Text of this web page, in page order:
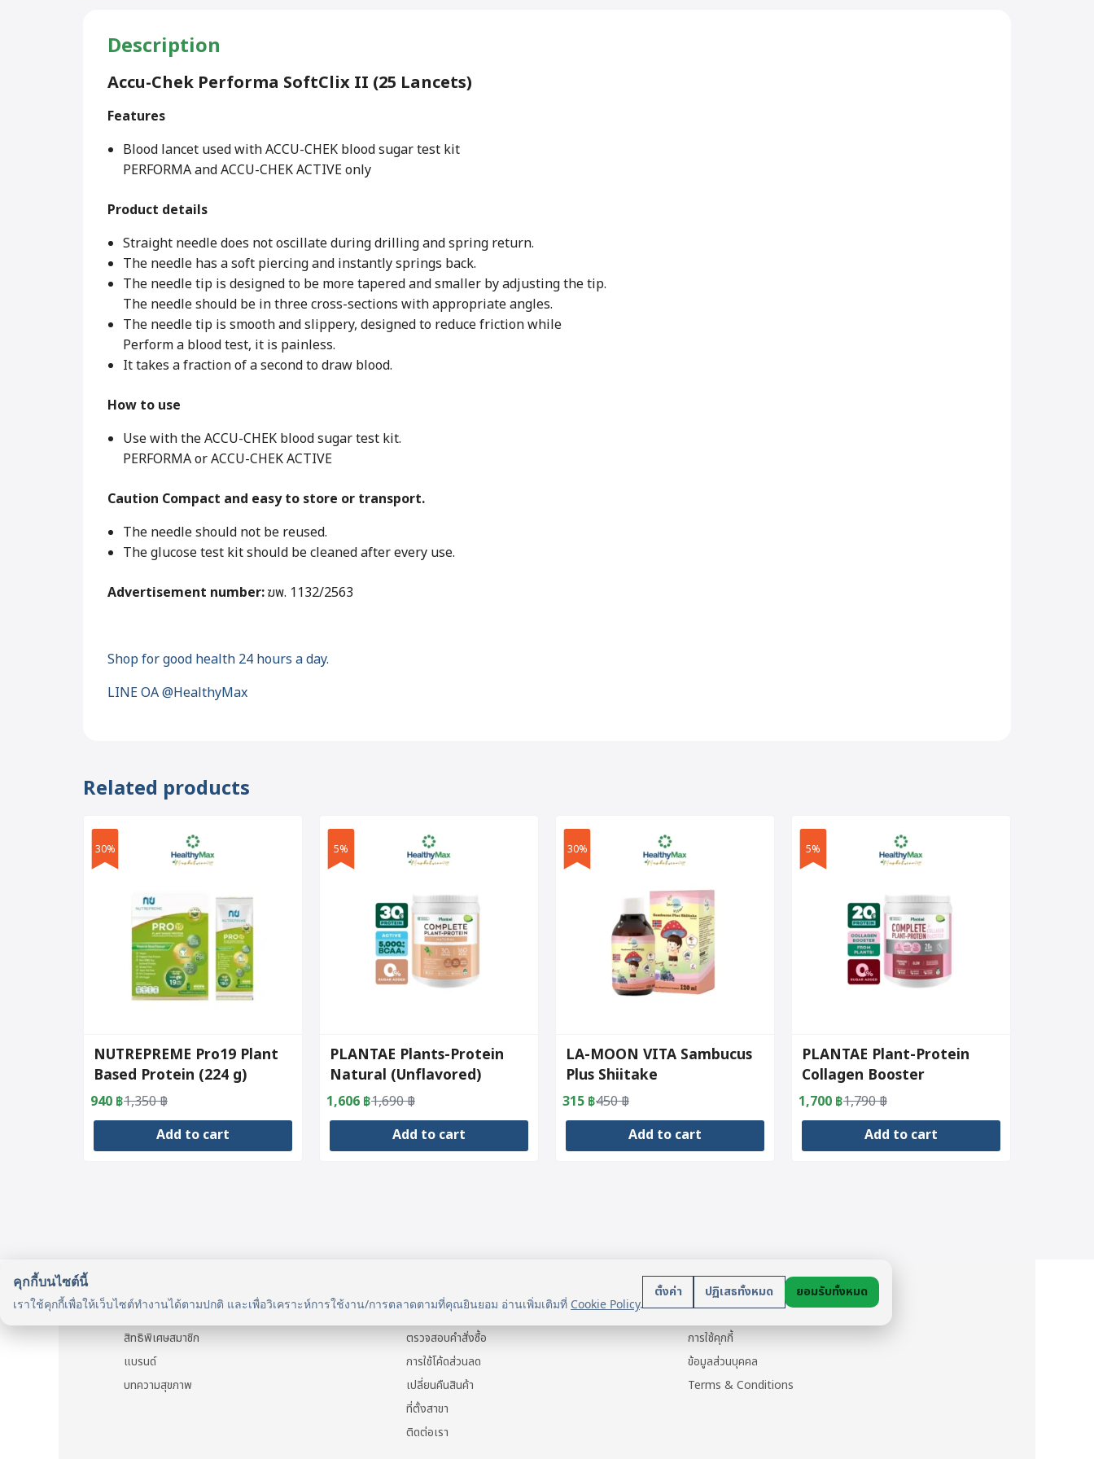
Description
Accu-Chek Performa SoftClix II (25 Lancets)
Features
Blood lancet used with ACCU-CHEK blood sugar test kit
PERFORMA and ACCU-CHEK ACTIVE only
Product details
Straight needle does not oscillate during drilling and spring return.
The needle has a soft piercing and instantly springs back.
The needle tip is designed to be more tapered and smaller by adjusting the tip.
The needle should be in three cross-sections with appropriate angles.
The needle tip is smooth and slippery, designed to reduce friction while
Perform a blood test, it is painless.
It takes a fraction of a second to draw blood.
How to use
Use with the ACCU-CHEK blood sugar test kit.
PERFORMA or ACCU-CHEK ACTIVE
Caution Compact and easy to store or transport.
The needle should not be reused.
The glucose test kit should be cleaned after every use.
Advertisement number:ฆพ. 1132/2563
Shop for good health 24 hours a day.
LINE OA @HealthyMax
Related products
30%
NUTREPREME Pro19 Plant
Based Protein (224 g)
1,350฿
Original
price
was:
940 ฿
Current
price
is:
Add to cart
5%
PLANTAE Plants-Protein
Natural (Unflavored)
(800g)1,690฿
Original
price
was:
1,606 ฿
Current
price
is:
Add to cart
30%
LA-MOON VITA Sambucus
Plus Shiitake
450฿
Original
price
was:
315 ฿
Current
price
is:
Add to cart
5%
PLANTAE Plant-Protein
Collagen Booster
Strawberry
1,790฿
Original
price
was:
1,700 ฿
Current
price
is:
Add to cart
คุกกี้บนไซต์นี้
เราใช้คุกกี้เพื่อให้เว็บไซต์ทำงานได้ตามปกติ และเพื่อวิเคราะห์การใช้งาน/การตลาดตามที่คุณยินยอม อ่านเพิ่มเติมที่ Cookie Policy.
ตั้งค่า ปฏิเสธทั้งหมด ยอมรับทั้งหมด
รู้จัก HealthyMax
สิทธิพิเศษสมาชิก
แบรนด์
บทความสุขภาพ
แจ้งการชำระเงิน
ตรวจสอบคำสั่งซื้อ
การใช้โค้ดส่วนลด
เปลี่ยนคืนสินค้า
ที่ตั้งสาขา
ติดต่อเรา
นโยบาย
ข้อมูลส่วนตัว
การใช้คุกกี้
ข้อมูลส่วนบุคคล
Terms & Conditions